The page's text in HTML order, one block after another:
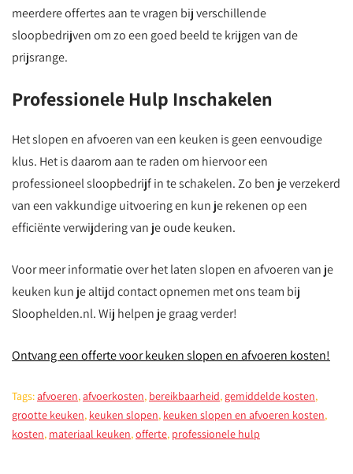
meerdere offertes aan te vragen bij verschillende
sloopbedrijven om zo een goed beeld te krijgen van de
prijsrange.
Professionele Hulp Inschakelen
Het slopen en afvoeren van een keuken is geen eenvoudige
klus. Het is daarom aan te raden om hiervoor een
professioneel sloopbedrijf in te schakelen. Zo ben je verzekerd
van een vakkundige uitvoering en kun je rekenen op een
efficiënte verwijdering van je oude keuken.
Voor meer informatie over het laten slopen en afvoeren van je
keuken kun je altijd contact opnemen met ons team bij
Sloophelden.nl. Wij helpen je graag verder!
Ontvang een offerte voor keuken slopen en afvoeren kosten!
Tags:afvoeren,afvoerkosten, bereikbaarheid, gemiddelde kosten,
grootte keuken, keuken slopen, keuken slopen en afvoeren kosten,
kosten, materiaal keuken,offerte, professionele hulp